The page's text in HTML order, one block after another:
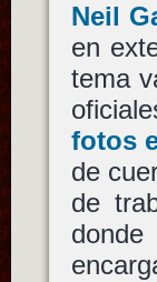
Neil
en
tema
fotos
de
de